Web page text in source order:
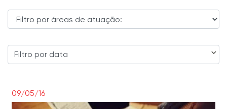
Filtro por data
09/05/16